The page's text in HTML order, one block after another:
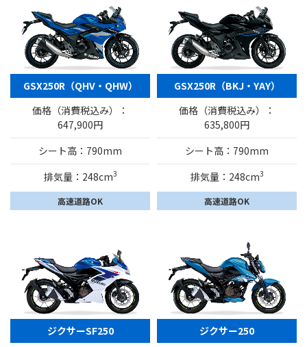
GSX250R（QHV・QHW）
価格（消費税込み）：
647,900円
シート高：790mm
排気量：248cm3
高速道路OK
GSX250R（BKJ・YAY）
価格（消費税込み）：
635,800円
シート高：790mm
排気量：248cm3
高速道路OK
ジクサーSF250
ジクサー250